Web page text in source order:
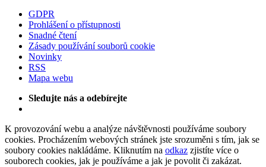
GDPR
Prohlášení o přístupnosti
Snadné čtení
Zásady používání souborů cookie
Novinky
RSS
Mapa webu
Sledujte nás a odebírejte
K provozování webu a analýze návštěvnosti používáme soubory
cookies. Procházením webových stránek jste srozuměni s tím, jak se
soubory cookies nakládáme. Kliknutím na odkaz zjistíte více o
souborech cookies, jak je používáme a jak je povolit či zakázat.